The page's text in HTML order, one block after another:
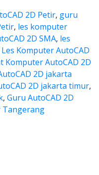
2D Petir, guru
, les komputer
2D SMA, les
Les Komputer AutoCAD
Komputer AutoCAD 2D
2D jakarta
2D jakarta timur,
, Guru AutoCAD 2D
Tangerang